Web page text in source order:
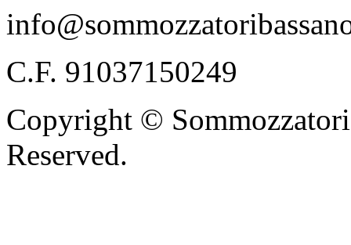
C.F. 91037150249
Copyright ©
Reserved.